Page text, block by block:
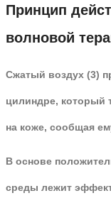
Принцип
волновой
Сжатый воздух (3)
цилиндре, который
на коже, сообщая
В основе
среды лежит